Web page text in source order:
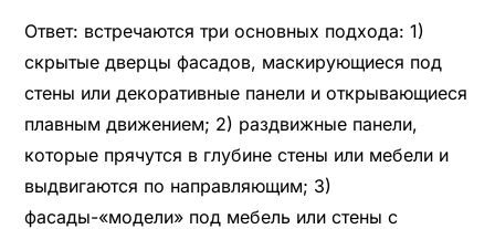
Ответ: встречаются три основных подхода: 1)
скрытые дверцы фасадов, маскирующиеся под
стены или декоративные панели и открывающиеся
плавным движением; 2) раздвижные панели,
которые прячутся в глубине стены или мебели и
выдвигаются по направляющим; 3)
фасады-«модели» под мебель или стены с